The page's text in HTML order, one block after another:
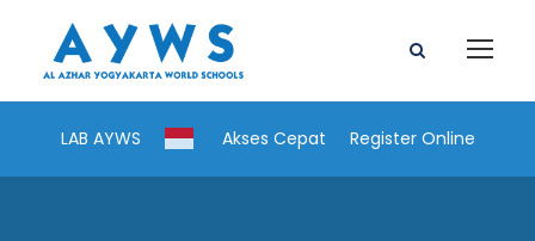
LAB AYWS Akses Cepat Register Online